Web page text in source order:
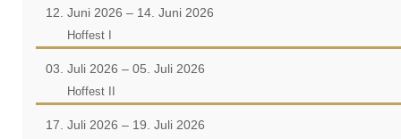
12. Juni 2026 – 14. Juni 2026
Hoffest I
03. Juli 2026 – 05. Juli 2026
Hoffest II
17. Juli 2026 – 19. Juli 2026